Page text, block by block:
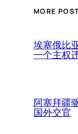
MORE
埃塞俄比
一个主权
阿塞拜疆
国外交官